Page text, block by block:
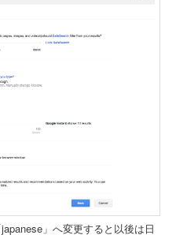
」へ変更すると以後は日